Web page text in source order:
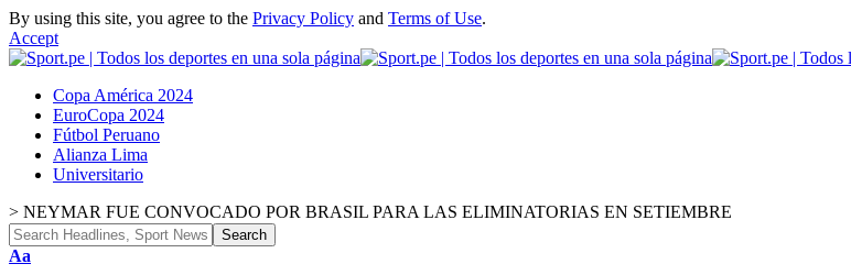
By using this site, you agree to the Privacy Policy and Terms of Use.
Accept
Copa América 2024
EuroCopa 2024
Fútbol Peruano
Alianza Lima
Universitario
> NEYMAR FUE CONVOCADO POR BRASIL PARA LAS ELIMINATORIAS EN SETIEMBRE
Font
Aa